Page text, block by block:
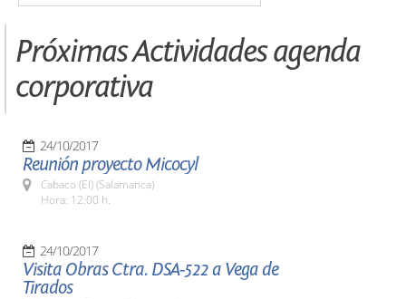
Próximas Actividades agenda
corporativa
24/10/2017
Reunión proyecto Micocyl
Cabaco (El) (Salamanca)
Hora: 12:00 h.
24/10/2017
Visita Obras Ctra. DSA-522 a Vega de
Tirados